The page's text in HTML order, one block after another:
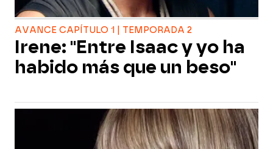
AVANCE CAPÍTULO 1 | TEMPORADA 2
Irene: "Entre Isaac y yo ha
habido más que un beso"